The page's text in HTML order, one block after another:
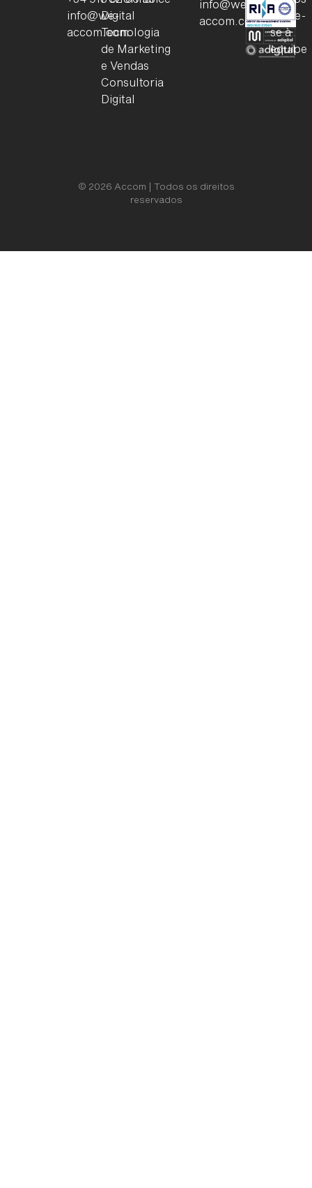
info@we-
accom.com
info@we-
accom.com
Digital
Tecnologia
de Marketing
e Vendas
Consultoria
Digital
Junte-
se à
equipe
© 2026 Accom | Todos os direitos
reservados